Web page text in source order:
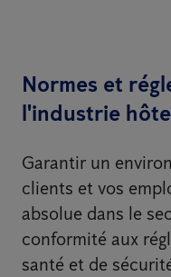
Normes et
l'industrie
Garantir un
clients et vos
absolue dans le
conformité aux
santé et de